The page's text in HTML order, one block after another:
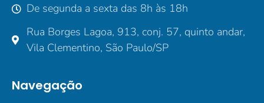
De segunda a sexta das 8h às 18h
Rua Borges Lagoa, 913, conj. 57, quinto andar,
Vila Clementino, São Paulo/SP
Navegação